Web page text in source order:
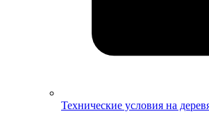
Технические условия на